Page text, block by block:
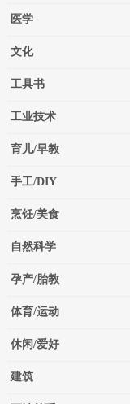
医学
文化
工具书
工业技术
育儿/早教
手工/DIY
烹饪/美食
自然科学
孕产/胎教
体育/运动
休闲/爱好
建筑